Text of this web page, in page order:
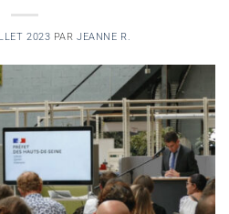
2023 PARJEANNE R.